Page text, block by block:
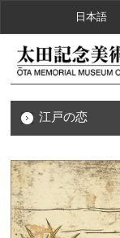
日本語
江戸の恋